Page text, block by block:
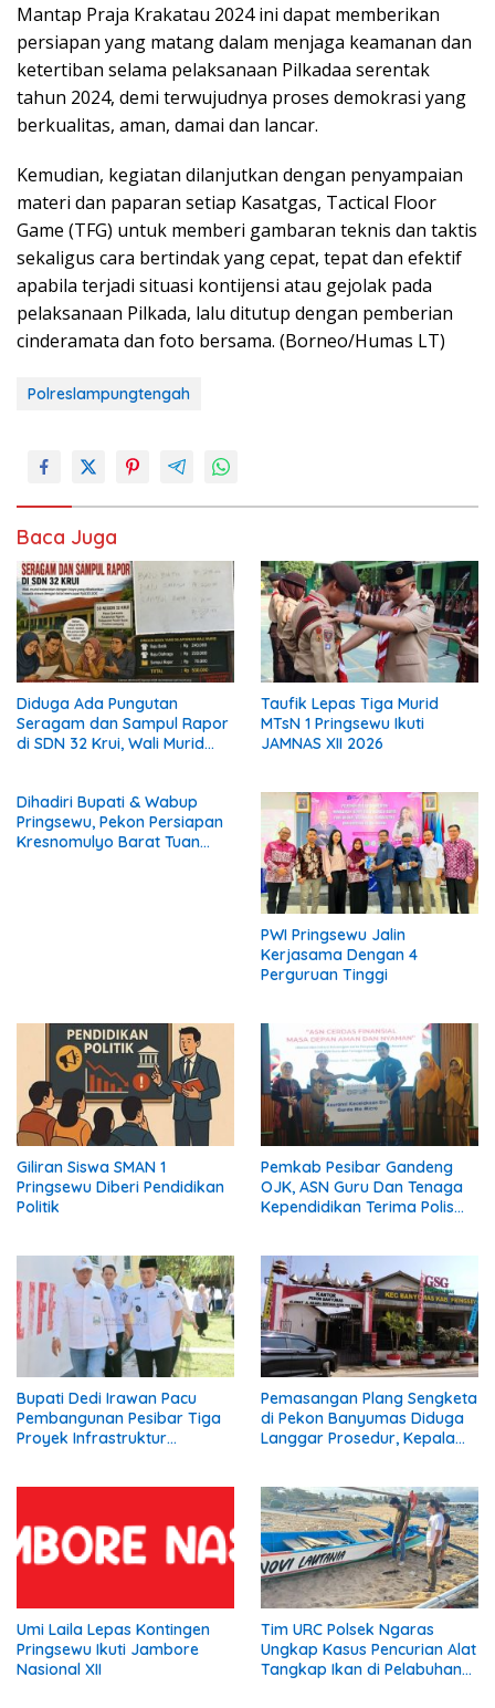
Mantap Praja Krakatau 2024 ini dapat memberikan
persiapan yang matang dalam menjaga keamanan dan
ketertiban selama pelaksanaan Pilkadaa serentak
tahun 2024, demi terwujudnya proses demokrasi yang
berkualitas, aman, damai dan lancar.
Kemudian, kegiatan dilanjutkan dengan penyampaian
materi dan paparan setiap Kasatgas, Tactical Floor
Game (TFG) untuk memberi gambaran teknis dan taktis
sekaligus cara bertindak yang cepat, tepat dan efektif
apabila terjadi situasi kontijensi atau gejolak pada
pelaksanaan Pilkada, lalu ditutup dengan pemberian
cinderamata dan foto bersama. (Borneo/Humas LT)
Polreslampungtengah
Baca Juga
Diduga Ada Pungutan
Seragam dan Sampul Rapor
di SDN 32 Krui, Wali Murid
Taufik Lepas Tiga Murid
MTsN 1 Pringsewu Ikuti
JAMNAS XII 2026
Dihadiri Bupati & Wabup
Pringsewu, Pekon Persiapan
Kresnomulyo Barat Tuan
PWI Pringsewu Jalin
Kerjasama Dengan 4
Perguruan Tinggi
Giliran Siswa SMAN 1
Pringsewu Diberi Pendidikan
Politik
Pemkab Pesibar Gandeng
OJK, ASN Guru Dan Tenaga
Kependidikan Terima Polis
Bupati Dedi Irawan Pacu
Pembangunan Pesibar Tiga
Proyek Infrastruktur
Pemasangan Plang Sengketa
di Pekon Banyumas Diduga
Langgar Prosedur, Kepala
Umi Laila Lepas Kontingen
Pringsewu Ikuti Jambore
Nasional XII
Tim URC Polsek Ngaras
Ungkap Kasus Pencurian Alat
Tangkap Ikan di Pelabuhan